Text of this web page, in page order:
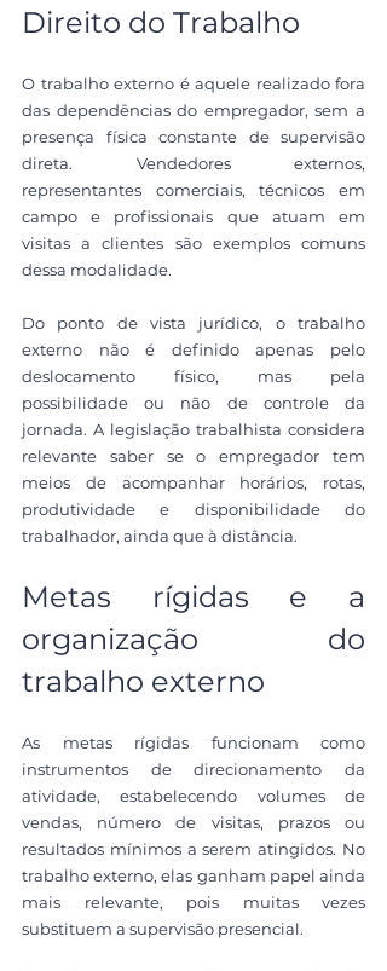
Direito do Trabalho
O trabalho externo é aquele realizado fora
das dependências do empregador, sem a
presença física constante de supervisão
direta. Vendedores externos,
representantes comerciais, técnicos em
campo e profissionais que atuam em
visitas a clientes são exemplos comuns
dessa modalidade.
Do ponto de vista jurídico, o trabalho
externo não é definido apenas pelo
deslocamento físico, mas pela
possibilidade ou não de controle da
jornada. A legislação trabalhista considera
relevante saber se o empregador tem
meios de acompanhar horários, rotas,
produtividade e disponibilidade do
trabalhador, ainda que à distância.
Metas rígidas e a
organização do
trabalho externo
As metas rígidas funcionam como
instrumentos de direcionamento da
atividade, estabelecendo volumes de
vendas, número de visitas, prazos ou
resultados mínimos a serem atingidos. No
trabalho externo, elas ganham papel ainda
mais relevante, pois muitas vezes
substituem a supervisão presencial.